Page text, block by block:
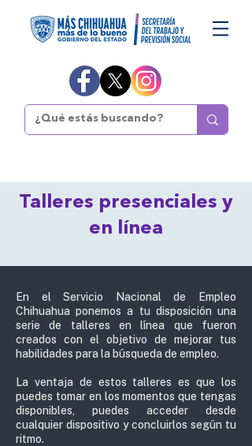
Talleres presenciales y
en línea
En el Servicio Nacional de Empleo
Chihuahua ponemos a tu disposición una
serie de talleres en línea que fueron
creados con el objetivo de mejorar tus
habilidades para la búsqueda de empleo.
La ventaja de estos talleres es que los
puedes tomar en los momentos que tengas
disponibles, puedes acceder desde
cualquier dispositivo y concluirlos según tu
ritmo.